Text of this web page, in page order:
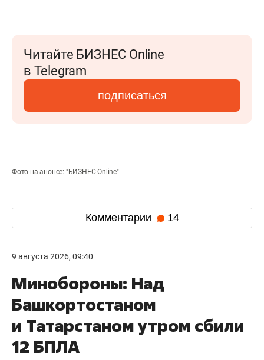
Читайте БИЗНЕС Online
в Telegram
подписаться
Фото на анонсе: "БИЗНЕС Online"
Комментарии 14
9 августа 2026, 09:40
Минобороны: Над
Башкортостаном
и Татарстаном утром сбили
12 БПЛА